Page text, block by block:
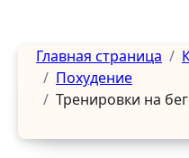
Главная страница
Похудение
Тренировки на